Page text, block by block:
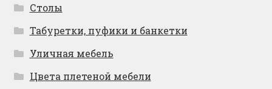
Столы
Табуретки, пуфики и банкетки
Уличная мебель
Цвета плетеной мебели